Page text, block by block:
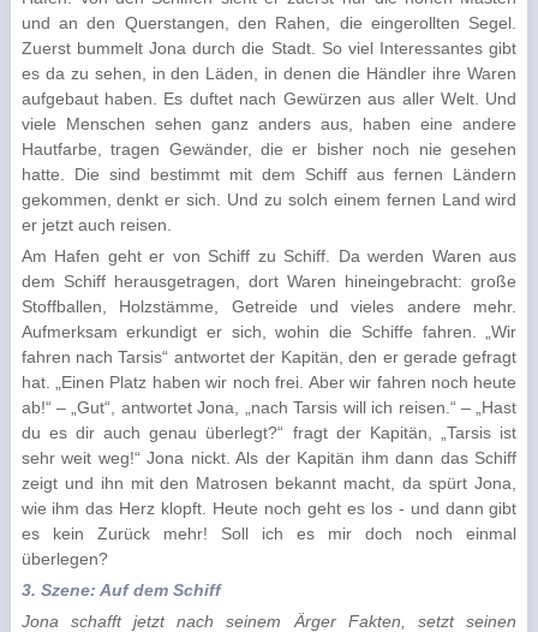
und an den Querstangen, den Rahen, die eingerollten Segel.
Zuerst bummelt Jona durch die Stadt. So viel Interessantes gibt
es da zu sehen, in den Läden, in denen die Händler ihre Waren
aufgebaut haben. Es duftet nach Gewürzen aus aller Welt. Und
viele Menschen sehen ganz anders aus, haben eine andere
Hautfarbe, tragen Gewänder, die er bisher noch nie gesehen
hatte. Die sind bestimmt mit dem Schiff aus fernen Ländern
gekommen, denkt er sich. Und zu solch einem fernen Land wird
er jetzt auch reisen.
Am Hafen geht er von Schiff zu Schiff. Da werden Waren aus
dem Schiff herausgetragen, dort Waren hineingebracht: große
Stoffballen, Holzstämme, Getreide und vieles andere mehr.
Aufmerksam erkundigt er sich, wohin die Schiffe fahren. „Wir
fahren nach Tarsis“ antwortet der Kapitän, den er gerade gefragt
hat. „Einen Platz haben wir noch frei. Aber wir fahren noch heute
ab!“ – „Gut“, antwortet Jona, „nach Tarsis will ich reisen.“ – „Hast
du es dir auch genau überlegt?“ fragt der Kapitän, „Tarsis ist
sehr weit weg!“ Jona nickt. Als der Kapitän ihm dann das Schiff
zeigt und ihn mit den Matrosen bekannt macht, da spürt Jona,
wie ihm das Herz klopft. Heute noch geht es los - und dann gibt
es kein Zurück mehr! Soll ich es mir doch noch einmal
überlegen?
3. Szene: Auf dem Schiff
Jona schafft jetzt nach seinem Ärger Fakten, setzt seinen